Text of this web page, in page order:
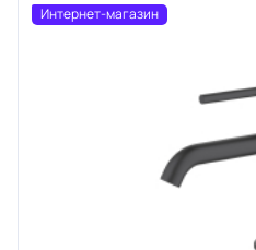
Интернет-магазин